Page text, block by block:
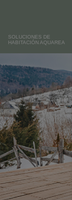
SOLUCIONES DE
HABITACIÓN AQUAREA